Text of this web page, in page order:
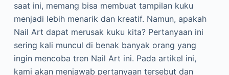
saat ini, memang bisa membuat tampilan kuku
menjadi lebih menarik dan kreatif. Namun, apakah
Nail Art dapat merusak kuku kita? Pertanyaan ini
sering kali muncul di benak banyak orang yang
ingin mencoba tren Nail Art ini. Pada artikel ini,
kami akan menjawab pertanyaan tersebut dan